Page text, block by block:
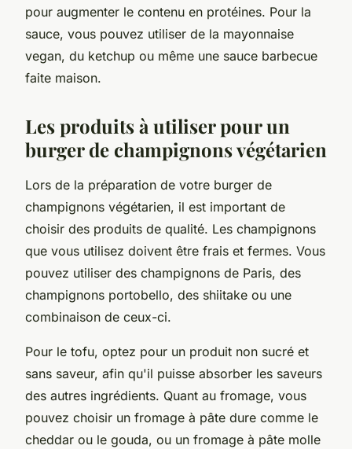
pour augmenter le contenu en protéines. Pour la
sauce, vous pouvez utiliser de la mayonnaise
vegan, du ketchup ou même une sauce barbecue
faite maison.
Les produits à utiliser pour un
burger de champignons végétarien
Lors de la préparation de votre burger de
champignons végétarien, il est important de
choisir des produits de qualité. Les champignons
que vous utilisez doivent être frais et fermes. Vous
pouvez utiliser des champignons de Paris, des
champignons portobello, des shiitake ou une
combinaison de ceux-ci.
Pour le tofu, optez pour un produit non sucré et
sans saveur, afin qu'il puisse absorber les saveurs
des autres ingrédients. Quant au fromage, vous
pouvez choisir un fromage à pâte dure comme le
cheddar ou le gouda, ou un fromage à pâte molle